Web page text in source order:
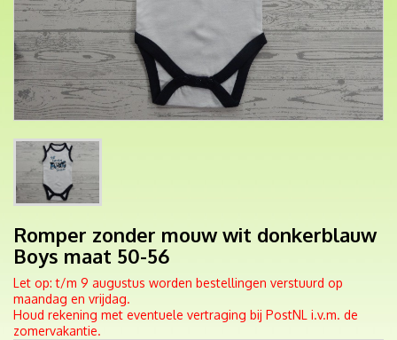
Romper zonder mouw wit donkerblauw
Boys maat 50-56
Let op: t/m 9 augustus worden bestellingen verstuurd op
maandag en vrijdag.
Houd rekening met eventuele vertraging bij PostNL i.v.m. de
zomervakantie.